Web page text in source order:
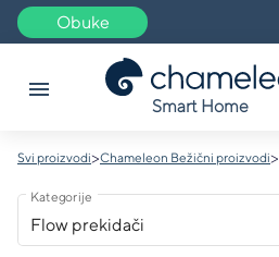
Obuke
menu
Smart Home
Svi proizvodi>Chameleon Bežični proizvodi>
Flow prekidači
Kategorije